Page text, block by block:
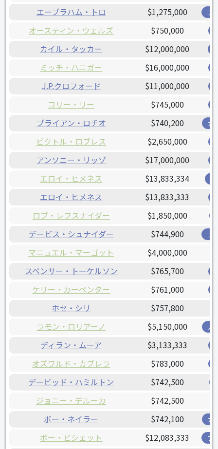
エーブラハム・トロ $1,275,000 ア
オースティン・ウェルズ $750,000
カイル・タッカー $12,000,000
ミッチ・ハニガー $16,000,000
J.P.クロフォード $11,000,000
コリー・リー $745,000
ブライアン・ロチオ $740,200 ガ
ビクトル・ロブレス $2,650,000
アンソニー・リッゾ $17,000,000
エロイ・ヒメネス $13,833,334
エロイ・ヒメネス $13,833,333
ロブ・レフスナイダー $1,850,000
デービス・シュナイダー $744,900 ブ
マニュエル・マーゴット $4,000,000
スペンサー・トーケルソン $765,700
ケリー・カーペンター $761,000
ホセ・シリ
$757,800
ラモン・ロリアーノ
$5,150,000 ガ
ディラン・ムーア $3,133,333
オズワルド・カブレラ $783,000
デービッド・ハミルトン $742,500
ジョニー・デルーカ
$742,500
ボー・ネイラー
$742,100 ガ
ボー・ビシェット $12,083,333 ブ